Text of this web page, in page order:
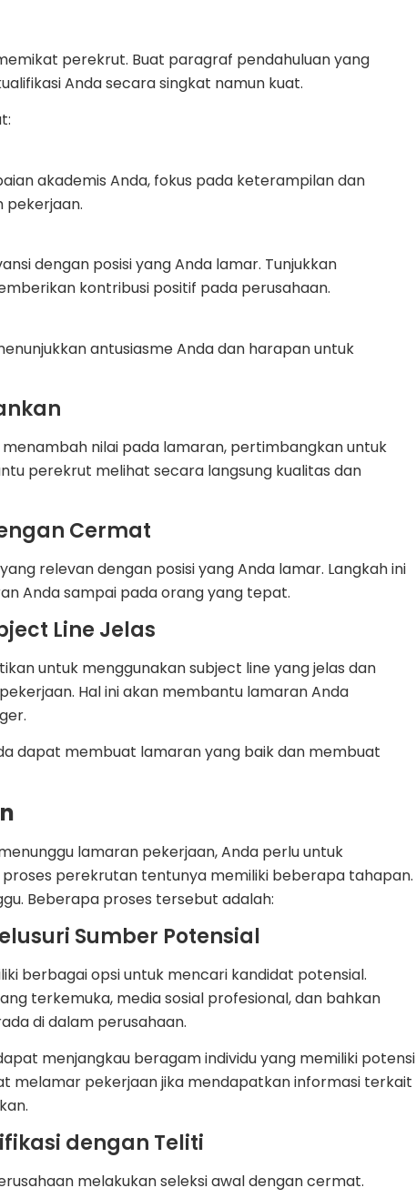
perekrut. Buat paragraf pendahuluan yang
Anda secara singkat namun kuat.
akademis Anda, fokus pada keterampilan dan
pekerjaan.
dengan posisi yang Anda lamar. Tunjukkan
kontribusi positif pada perusahaan.
antusiasme Anda dan harapan untuk
nilai pada lamaran, pertimbangkan untuk
perekrut melihat secara langsung kualitas dan
Cermat
relevan dengan posisi yang Anda lamar. Langkah ini
Anda sampai pada orang yang tepat.
Line Jelas
untuk menggunakan subject line yang jelas dan
Hal ini akan membantu lamaran Anda
dapat membuat lamaran yang baik dan membuat
lamaran pekerjaan, Anda perlu untuk
perekrutan tentunya memiliki beberapa tahapan.
Beberapa proses tersebut adalah:
Sumber Potensial
berbagai opsi untuk mencari kandidat potensial.
terkemuka, media sosial profesional, dan bahkan
di dalam perusahaan.
menjangkau beragam individu yang memiliki potensi
melamar pekerjaan jika mendapatkan informasi terkait
dengan Teliti
melakukan seleksi awal dengan cermat.